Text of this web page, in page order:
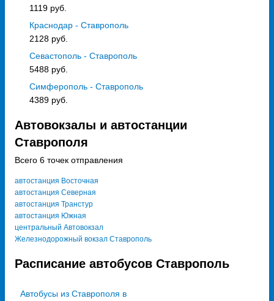
1119 руб.
Краснодар - Ставрополь
2128 руб.
Севастополь - Ставрополь
5488 руб.
Симферополь - Ставрополь
4389 руб.
Автовокзалы и автостанции
Ставрополя
Всего 6 точек отправления
автостанция Восточная
автостанция Северная
автостанция Транстур
автостанция Южная
центральный Автовокзал
Железнодорожный вокзал Ставрополь
Расписание автобусов Ставрополь
Автобусы из Ставрополя в